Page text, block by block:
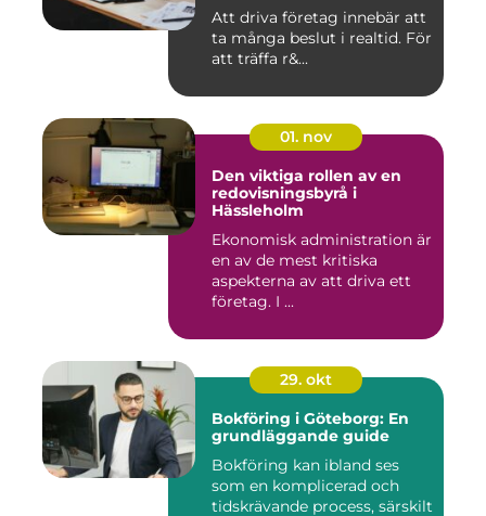
Att driva företag innebär att
ta många beslut i realtid. För
att träffa r&...
01. nov
Den viktiga rollen av en
redovisningsbyrå i
Hässleholm
Ekonomisk administration är
en av de mest kritiska
aspekterna av att driva ett
företag. I ...
29. okt
Bokföring i Göteborg: En
grundläggande guide
Bokföring kan ibland ses
som en komplicerad och
tidskrävande process, särskilt